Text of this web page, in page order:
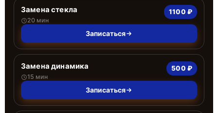
Замена стекла
20 мин
1100 ₽
Записаться
Замена динамика
15 мин
500 ₽
Записаться